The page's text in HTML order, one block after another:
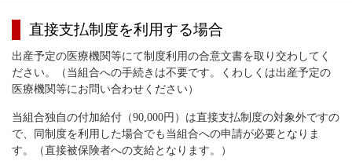
直接支払制度を利用する場合
出産予定の医療機関等にて制度利用の合意文書を取り交わしてく
ださい。（当組合への手続きは不要です。くわしくは出産予定の
医療機関等にお問い合わせください）
当組合独自の付加給付（90,000円）は直接支払制度の対象外ですの
で、同制度を利用した場合でも当組合への申請が必要となりま
す。（直接被保険者への支給となります。）